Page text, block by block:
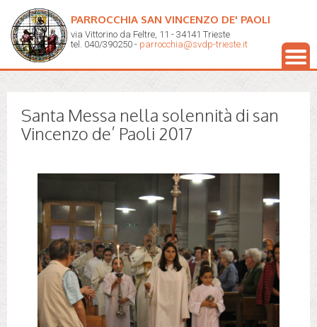
PARROCCHIA SAN VINCENZO DE' PAOLI
via Vittorino da Feltre, 11 - 34141 Trieste
tel. 040/390250 - parrocchia@svdp-trieste.it
Santa Messa nella solennità di san
Vincenzo de’ Paoli 2017